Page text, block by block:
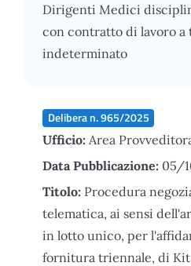
Dirigenti Medici
con contratto di lavoro a
indeterminato
Delibera n. 965/2025
Ufficio: Area
Data Pubblicazione: 05/
Titolo: Procedura
telematica, ai sensi
in lotto unico, per
fornitura triennale, di